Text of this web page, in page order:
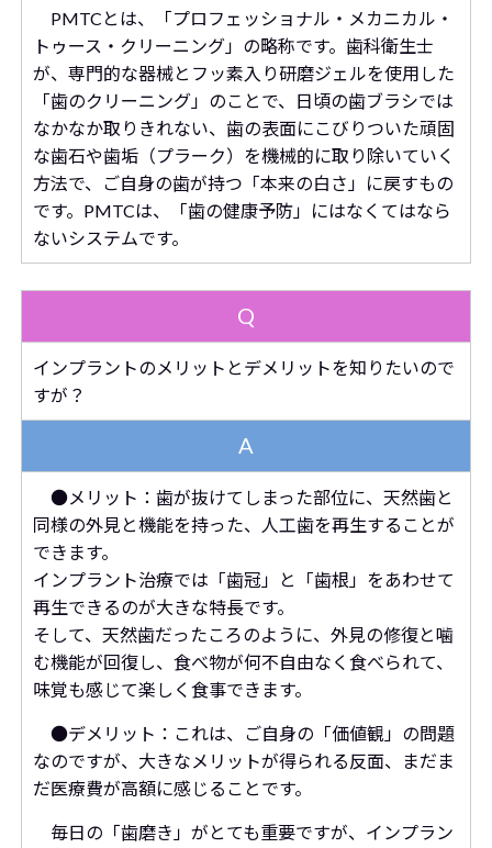
PMTCとは、「プロフェッショナル・メカニカル・
トゥース・クリーニング」の略称です。歯科衛生士
が、専門的な器械とフッ素入り研磨ジェルを使用した
「歯のクリーニング」のことで、日頃の歯ブラシでは
なかなか取りきれない、歯の表面にこびりついた頑固
な歯石や歯垢（プラーク）を機械的に取り除いていく
方法で、ご自身の歯が持つ「本来の白さ」に戻すもの
です。PMTCは、「歯の健康予防」にはなくてはなら
ないシステムです。
Q
インプラントのメリットとデメリットを知りたいので
すが？
A
●メリット： 歯が抜けてしまった部位に、天然歯と
同様の外見と機能を持った、人工歯を再生することが
できます。
インプラント治療では「歯冠」と「歯根」をあわせて
再生できるのが大きな特長です。
そして、天然歯だったころのように、外見の修復と噛
む機能が回復し、食べ物が何不自由なく食べられて、
味覚も感じて楽しく食事できます。
●デメリット： これは、ご自身の「価値観」の問題
なのですが、大きなメリットが得られる反面、まだま
だ医療費が高額に感じることです。
毎日の「歯磨き」がとても重要ですが、インプラン